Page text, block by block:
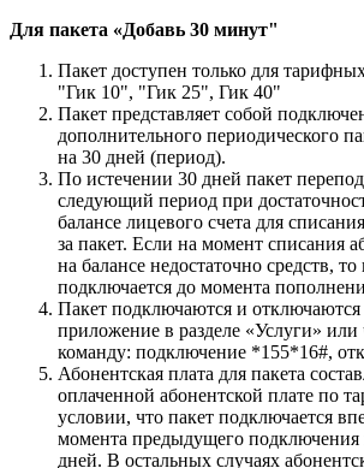
Для пакета «Добавь 30 минут"
Пакет доступен только для
"Гик 10", "Гик 25", Гик 40"
Пакет представляет собой
дополнительного периодического
на 30 дней (период).
По истечении 30 дней пакет
следующий период при
балансе лицевого счета для
за пакет. Если на момент списания
на балансе недостаточно средств, то
подключается до момента
Пакет подключаются и отключаются
приложение в разделе «Услуги» или
команду: подключение *155*16#,
Абонентская плата для пакета
оплаченной абонентской плате по
условии, что пакет подключается
момента предыдущего подключения
дней. В остальных случаях